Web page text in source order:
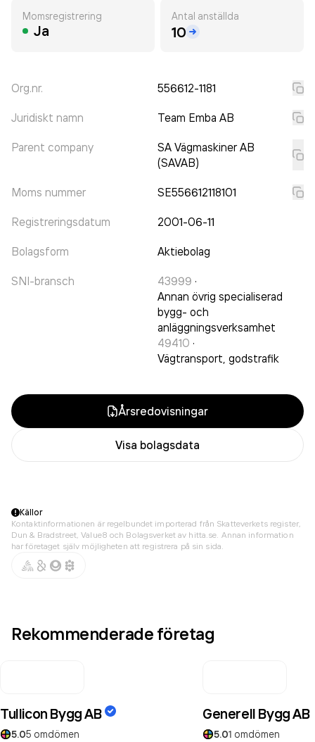
Momsregistrering
Ja
Antal anställda
10
Org.nr. 556612-1181
Juridiskt namn Team Emba AB
Parent company
SA Vägmaskiner AB
(SAVAB)
Moms nummer SE556612118101
Registreringsdatum 2001-06-11
Bolagsform Aktiebolag
SNI-bransch 43999 ·
Annan övrig specialiserad
bygg- och
anläggningsverksamhet
49410 ·
Vägtransport, godstrafik
Årsredovisningar
Visa bolagsdata
Källor
Kontaktinformationen är regelbundet importerad från Skatteverkets register,
Dun & Bradstreet, Value8 och Bolagsverket av hitta.se. Annan information
har företaget själv möjligheten att registrera på sin sida.
Rekommenderade företag
Tullicon Bygg AB
5.05 omdömen
Generell Bygg AB
5.01 omdömen